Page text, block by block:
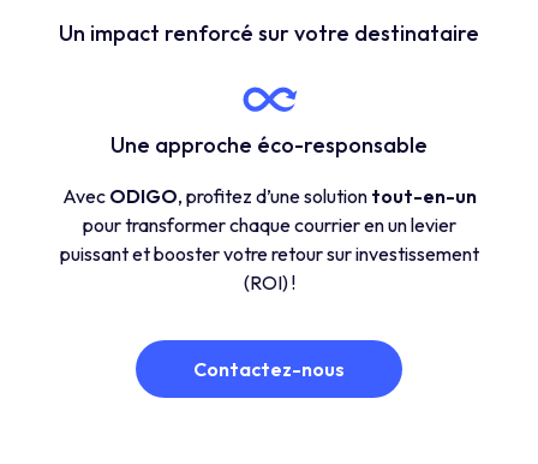
Un impact renforcé sur votre destinataire
Une approche éco-responsable
Avec ODIGO, profitez d’une solution tout-en-un
pour transformer chaque courrier en un levier
puissant et booster votre retour sur investissement
(ROI) !
Contactez-nous